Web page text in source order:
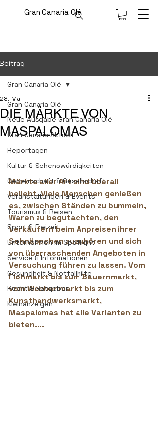
Gran Canaria Olé
Beitrag
Gran Canaria Olé
Neue Ausgabe Gran Canaria Olé
Gran Canaria Aktuell
Reportagen
Kultur & Sehenswürdigkeiten
Gemeinschaft & Gesellschaft
Veranstaltungen & Events
Tourismus & Reisen
Sport & Freizeit
Unternehmen im Spotlight
Service & Informationen
Gesundheit & Notfallhilfe
Recht & Ratgeber
Kleinanzeigen
Gran Canaria Olé
DIE MÄRKTE VON
MASPALOMAS
28. Mai
Märkte aller Art sind überall
beliebt. Viele Menschen genießen
es, zwischen Ständen zu bummeln,
Waren zu begutachten, den
Verkäufern beim Anpreisen ihrer
Schnäppchen zuzuhören und sich
von überraschenden Angeboten in
Versuchung führen zu lassen. Vom
Flohmarkt bis zum Bauernmarkt,
vom Wochenmarkt bis zum
Kunsthandwerksmarkt,
Maspalomas hat alle Varianten zu
bieten....